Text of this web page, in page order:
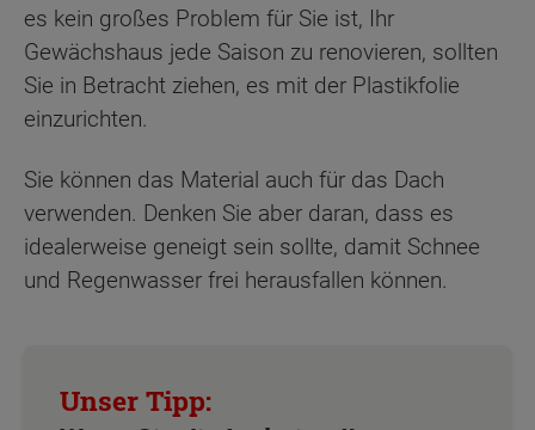
es kein großes Problem für Sie ist, Ihr
Gewächshaus jede Saison zu renovieren, sollten
Sie in Betracht ziehen, es mit der Plastikfolie
einzurichten.
Sie können das Material auch für das Dach
verwenden. Denken Sie aber daran, dass es
idealerweise geneigt sein sollte, damit Schnee
und Regenwasser frei herausfallen können.